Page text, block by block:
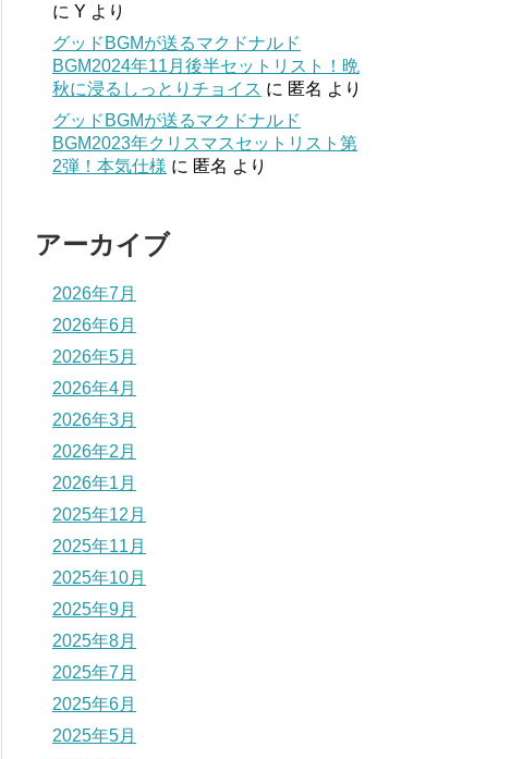
に Y より
グッドBGMが送るマクドナルド
BGM2024年11月後半セットリスト！晩
秋に浸るしっとりチョイス に 匿名 より
グッドBGMが送るマクドナルド
BGM2023年クリスマスセットリスト第
2弾！本気仕様 に 匿名 より
アーカイブ
2026年7月
2026年6月
2026年5月
2026年4月
2026年3月
2026年2月
2026年1月
2025年12月
2025年11月
2025年10月
2025年9月
2025年8月
2025年7月
2025年6月
2025年5月